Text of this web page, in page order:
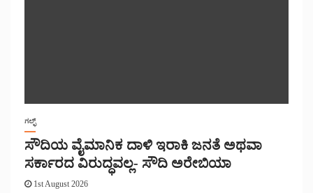
ಗಲ್ಫ್
ಸೌದಿಯ ವೈಮಾನಿಕ ದಾಳಿ ಇರಾಕಿ ಜನತೆ ಅಥವಾ
ಸರ್ಕಾರದ ವಿರುದ್ಧವಲ್ಲ- ಸೌದಿ ಅರೇಬಿಯಾ
1st August 2026